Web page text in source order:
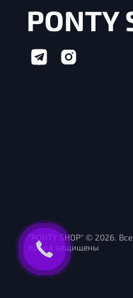
"PONTY SHOP" © 2026. Все
права защищены